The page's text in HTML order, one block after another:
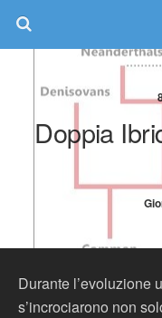
Doppia
Durante l’evoluzione
s’incrociarono non